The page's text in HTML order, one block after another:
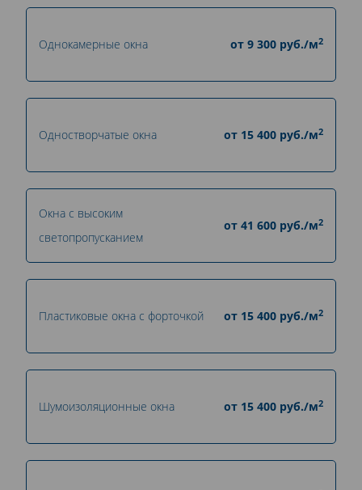
Однокамерные окна от 9 300 руб./м2
Одностворчатые окна от 15 400 руб./м2
Окна с высоким
светопропусканием
от 41 600 руб./м2
Пластиковые окна с форточкой от 15 400 руб./м2
Шумоизоляционные окна от 15 400 руб./м2